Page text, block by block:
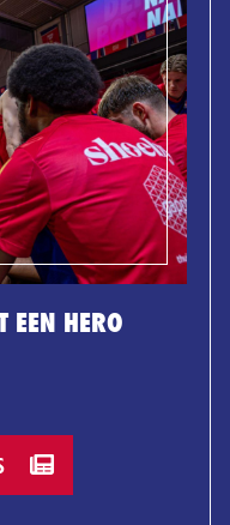
EEN HERO